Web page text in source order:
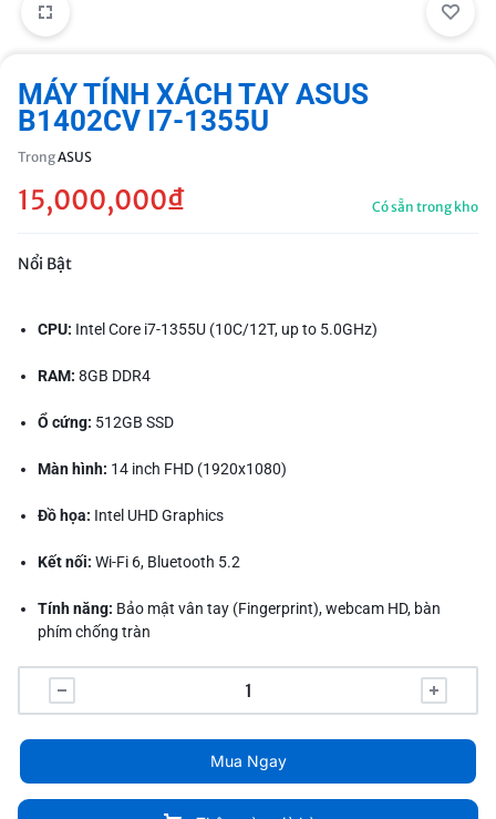
MÁY TÍNH XÁCH TAY ASUS
B1402CV I7-1355U
TrongASUS
15,000,000₫ Có sẵn trong kho
Nổi Bật
CPU: Intel Core i7-1355U (10C/12T, up to 5.0GHz)
RAM: 8GB DDR4
Ổ cứng: 512GB SSD
Màn hình: 14 inch FHD (1920x1080)
Đồ họa: Intel UHD Graphics
Kết nối: Wi-Fi 6, Bluetooth 5.2
Tính năng: Bảo mật vân tay (Fingerprint), webcam HD, bàn
phím chống tràn
Hệ điều hành:
24 tháng chính hãng
Mua Ngay